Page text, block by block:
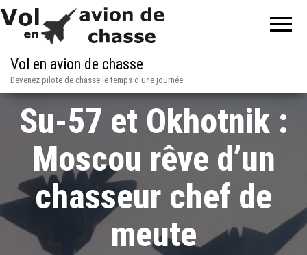
Vol en avion de chasse
Devenez pilote de chasse le temps d'une journée
Su-57 et Okhotnik :
Moscou rêve d’un
chasseur chef de
meute